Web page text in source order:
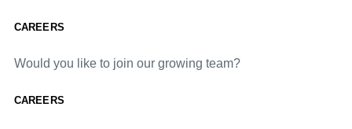
CAREERS
Would you like to join our growing team?
CAREERS